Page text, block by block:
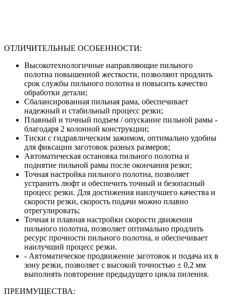
ОТЛИЧИТЕЛЬНЫЕ ОСОБЕННОСТИ:
Высокотехнологичные направляющие пильного
полотна повышенной жесткости, позволяют продлить
срок службы пильного полотна и повысить качество
обработки детали;
Сбалансированная пильная рама, обеспечивает
надежный и стабильный процесс резки;
Плавный и точный подъем / опускание пильной рамы -
благодаря 2 колонной конструкции;
Тиски с гидравлическим зажимом, оптимально удобны
для фиксации заготовок разных размеров;
Автоматическая остановка пильного полотна и
поднятие пильной рамы после окончания резки;
Точная настройка пильного полотна, позволяет
устранить люфт и обеспечить точный и безопасный
процесс резки. Для достижения наилучшего качества и
скорости резки, скорость подачи можно плавно
отрегулировать;
Точная и плавная настройки скорости движения
пильного полотна, позволяет оптимально продлить
ресурс прочности пильного полотна, и обеспечивает
наилучший процесс резки.
- Автоматическое продвижение заготовок и подача их в
зону резки, позволяет с высокой точностью ± 0,2 мм
выполнять повторение предыдущего цикла пиления.
ПРЕИМУЩЕСТВА: